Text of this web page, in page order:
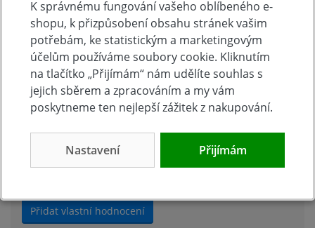
Zeptat se v diskusi
Hodnocení produktu
Přidejte vlastní hodnocení produktu a pomožte tak
dalším nakupujícím.
Přidat vlastní hodnocení
K správnému fungování vašeho oblíbeného e-
shopu, k přizpůsobení obsahu stránek vašim
potřebám, ke statistickým a marketingovým
účelům používáme soubory cookie. Kliknutím
na tlačítko „Přijímám“ nám udělíte souhlas s
jejich sběrem a zpracováním a my vám
poskytneme ten nejlepší zážitek z nakupování.
Nastavení Přijímám